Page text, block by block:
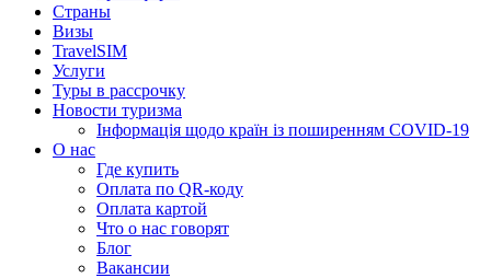
Страны
Визы
TravelSIM
Услуги
Туры в рассрочку
Новости туризма
Інформація щодо країн із поширенням COVID-19
О нас
Где купить
Оплата по QR-коду
Оплата картой
Что о нас говорят
Блог
Вакансии